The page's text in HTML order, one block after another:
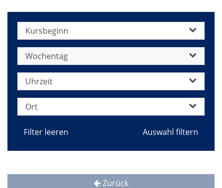
Kursbeginn
Wochentag
Uhrzeit
Ort
Filter leeren
Zurück